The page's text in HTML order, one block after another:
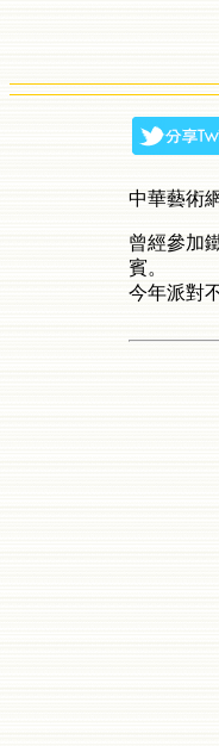
中華藝術
曾經參加
賓。
今年派對